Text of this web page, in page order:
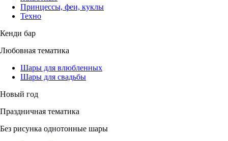
Принцессы, феи, куклы
Техно
Кенди бар
Любовная тематика
Шары для влюбленных
Шары для свадьбы
Новый год
Праздничная тематика
Без рисунка однотонные шары